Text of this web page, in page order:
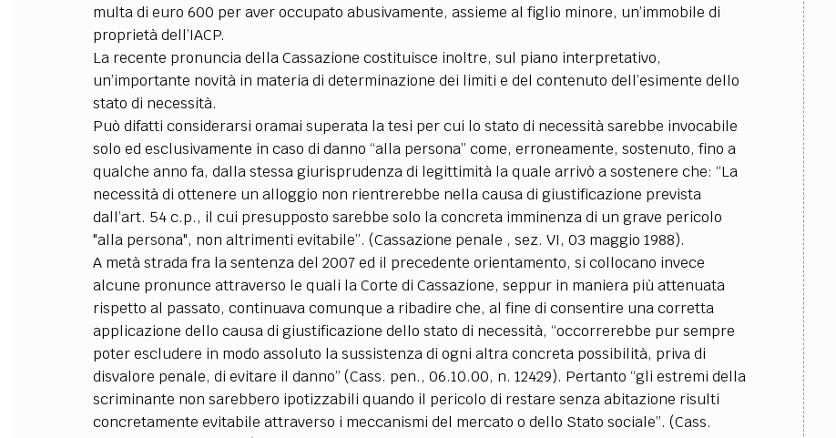
multa di euro 600 per aver occupato abusivamente, assieme al figlio minore, un’immobile di
proprietà dell’IACP.
La recente pronuncia della Cassazione costituisce inoltre, sul piano interpretativo,
un’importante novità in materia di determinazione dei limiti e del contenuto dell’esimente dello
stato di necessità.
Può difatti considerarsi oramai superata la tesi per cui lo stato di necessità sarebbe invocabile
solo ed esclusivamente in caso di danno “alla persona” come, erroneamente, sostenuto, fino a
qualche anno fa, dalla stessa giurisprudenza di legittimità la quale arrivò a sostenere che: “La
necessità di ottenere un alloggio non rientrerebbe nella causa di giustificazione prevista
dall’art. 54 c.p., il cui presupposto sarebbe solo la concreta imminenza di un grave pericolo
"alla persona", non altrimenti evitabile”. (Cassazione penale , sez. VI, 03 maggio 1988).
A metà strada fra la sentenza del 2007 ed il precedente orientamento, si collocano invece
alcune pronunce attraverso le quali la Corte di Cassazione, seppur in maniera più attenuata
rispetto al passato, continuava comunque a ribadire che, al fine di consentire una corretta
applicazione dello causa di giustificazione dello stato di necessità, “occorrerebbe pur sempre
poter escludere in modo assoluto la sussistenza di ogni altra concreta possibilità, priva di
disvalore penale, di evitare il danno” (Cass. pen., 06.10.00, n. 12429). Pertanto “gli estremi della
scriminante non sarebbero ipotizzabili quando il pericolo di restare senza abitazione risulti
concretamente evitabile attraverso i meccanismi del mercato o dello Stato sociale”. (Cass.